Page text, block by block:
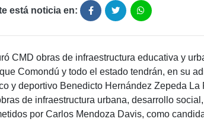
está noticia en:
Comondú y todo el estado tendrán, en su
y deportivo Benedicto Hernández Zepeda
de infraestructura urbana, desarrollo
por Carlos Mendoza Davis, como